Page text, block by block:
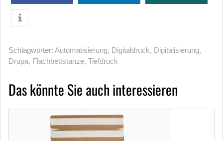
Schlagwörter: Automatisierung, Digitaldruck, Digitalisierung,
Drupa, Flachbettstanze, Tiefdruck
Das könnte Sie auch interessieren